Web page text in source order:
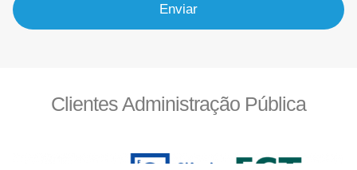
Enviar
Clientes Administração Pública